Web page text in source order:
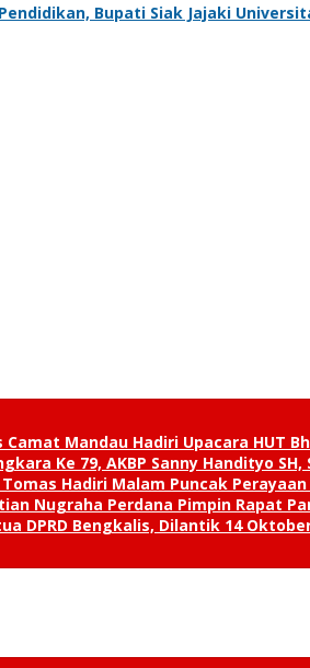
Bupati Siak Jajaki
Mandau Hadiri Upacara HUT
Ke 79, AKBP Sanny Handityo
Hadiri Malam Puncak
Nugraha Perdana Pimpin Rapat
DPRD Bengkalis, Dilantik 14